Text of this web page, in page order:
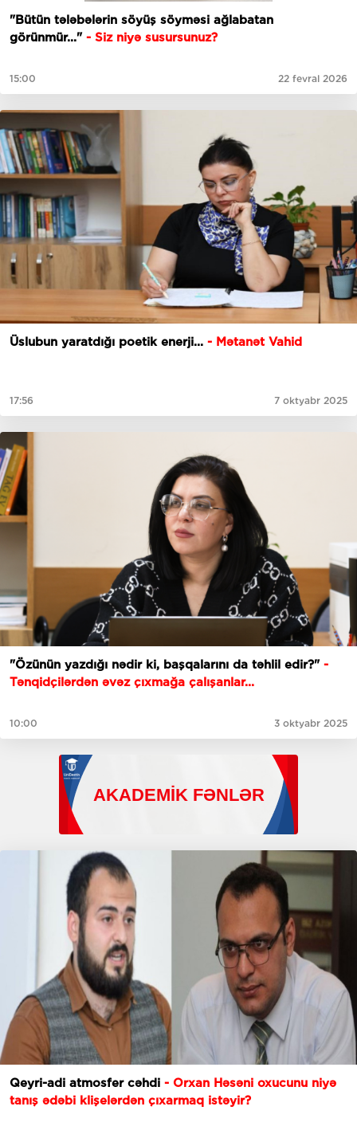
"Bütün tələbələrin söyüş söyməsi ağlabatan
görünmür..." - Siz niyə susursunuz?
15:00 22 fevral 2026
Üslubun yaratdığı poetik enerji... - Mətanət Vahid
17:56 7 oktyabr 2025
"Özünün yazdığı nədir ki, başqalarını da təhlil edir?" -
Tənqidçilərdən əvəz çıxmağa çalışanlar...
10:00 3 oktyabr 2025
Qeyri-adi atmosfer cəhdi - Orxan Həsəni oxucunu niyə
tanış ədəbi klişelərdən çıxarmaq istəyir?